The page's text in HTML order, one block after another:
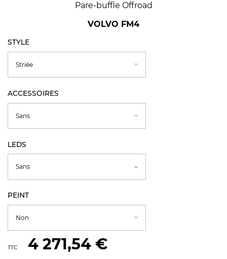
Pare-buffle Offroad
VOLVO FM4
STYLE
ACCESSOIRES
LEDS
PEINT
4 271,54 €
TTC